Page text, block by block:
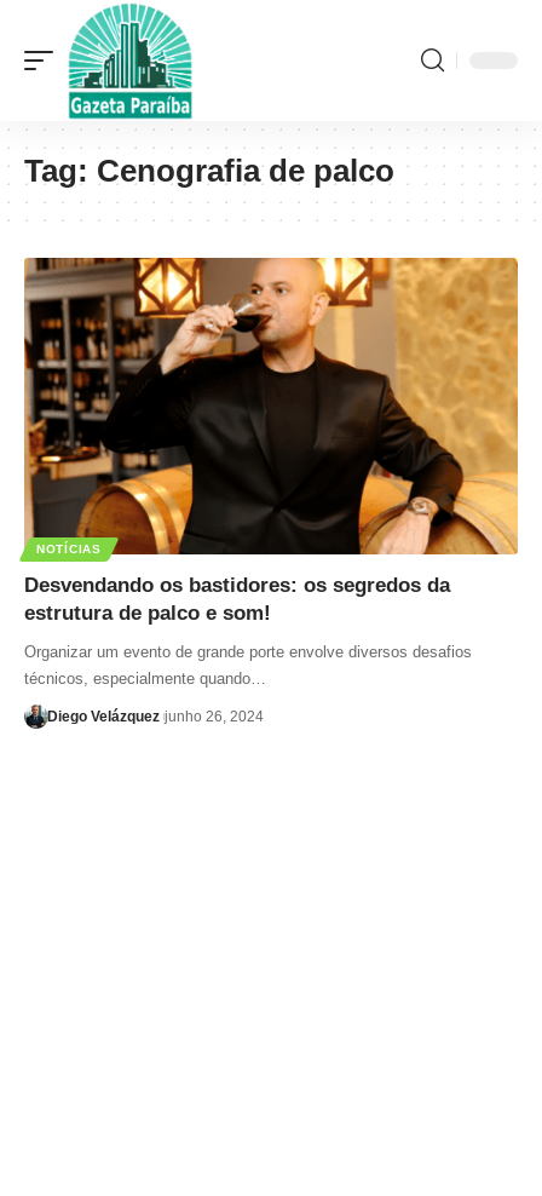
Tag: Cenografia de palco
NOTÍCIAS
Desvendando os bastidores: os segredos da
estrutura de palco e som!
Organizar um evento de grande porte envolve diversos desafios
técnicos, especialmente quando…
Diego Velázquez junho 26, 2024